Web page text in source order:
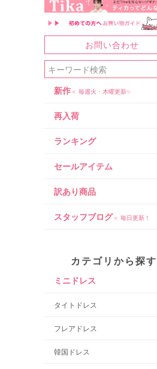
お問い合わせ
新作＜ 毎週火・木曜更新✨
再入荷
ランキング
セールアイテム
訳あり商品
スタッフブログ＜ 毎日更新！
カテゴリから探す
ミニドレス
タイトドレス
フレアドレス
韓国ドレス